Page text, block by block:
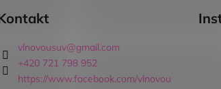
vlnovousuv@gmail.com
+420 721 798 952
https://www.facebook.com/vlnovou